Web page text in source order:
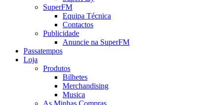
SuperFM
Equipa Técnica
Contactos
Publicidade
Anuncie na SuperFM
Passatempos
Loja
Produtos
Bilhetes
Merchandising
Musica
As Minhas Compras